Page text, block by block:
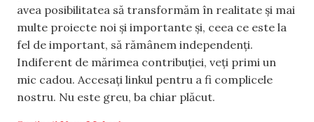
avea posibilitatea să transformăm în realitate și mai
multe proiecte noi și importante și, ceea ce este la
fel de important, să rămânem independenți.
Indiferent de mărimea contribuției, veți primi un
mic cadou. Accesați linkul pentru a fi complicele
nostru. Nu este greu, ba chiar plăcut.